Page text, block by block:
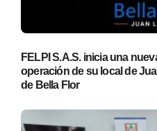
FELPI S.A.S. inicia una
operación de su local de
de Bella Flor